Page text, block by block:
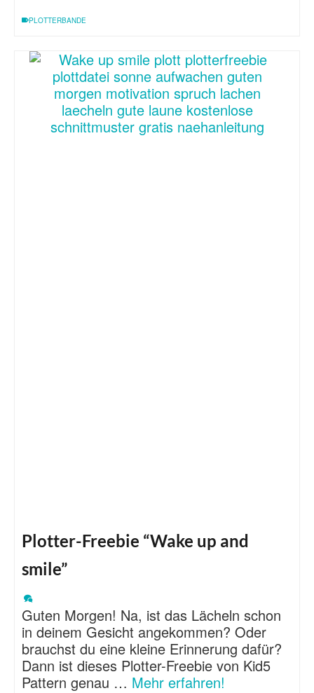
PLOTTERBANDE
Plotter-Freebie “Wake up and
smile”
Guten Morgen! Na, ist das Lächeln schon
in deinem Gesicht angekommen? Oder
brauchst du eine kleine Erinnerung dafür?
Dann ist dieses Plotter-Freebie von Kid5
Pattern genau … Mehr erfahren!